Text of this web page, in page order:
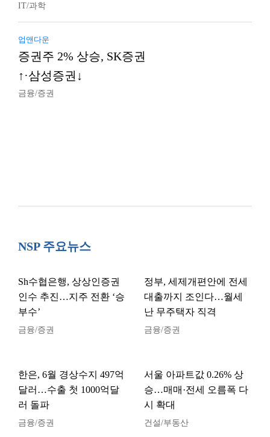
IT/과학
업앤다운
증권주 2% 상승, SK증권
↑·삼성증권↓
금융/증권
NSP 주요뉴스
Sh수협은행, 상상인증권
인수 추진…지주 전환 ‘승
부수’
금융/증권
정부, 세제개편안에 전세
대출까지 조인다…월세
난 무주택자 직격
금융/증권
한은, 6월 경상수지 497억
달러…수출 첫 1000억달
러 돌파
금융/증권
서울 아파트값 0.26% 상
승…매매·전세 오름폭 다
시 확대
건설/부동산